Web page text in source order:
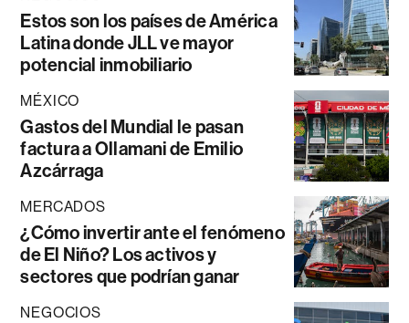
Estos son los países de América
Latina donde JLL ve mayor
potencial inmobiliario
MÉXICO
Gastos del Mundial le pasan
factura a Ollamani de Emilio
Azcárraga
MERCADOS
¿Cómo invertir ante el fenómeno
de El Niño? Los activos y
sectores que podrían ganar
NEGOCIOS